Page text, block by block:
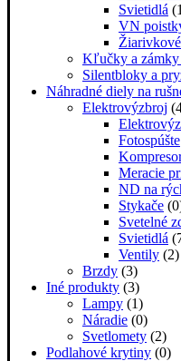
Svietidlá
VN
Kľučky a
Silentbloky a
Náhradné diely na
Elektrovýzbroj
Fotospúšte
Meracie
ND na
Stykače
Svetelné
Svietidlá
Ventily (2)
Brzdy (3)
Iné produkty (3)
Lampy (1)
Náradie (0)
Svetlomety (2)
Podlahové krytiny (0)